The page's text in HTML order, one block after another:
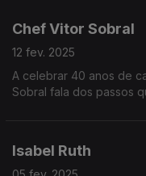
Chef Vitor Sobral
12 fev. 2025
A celebrar 40 anos de
Sobral fala dos passos
Isabel Ruth